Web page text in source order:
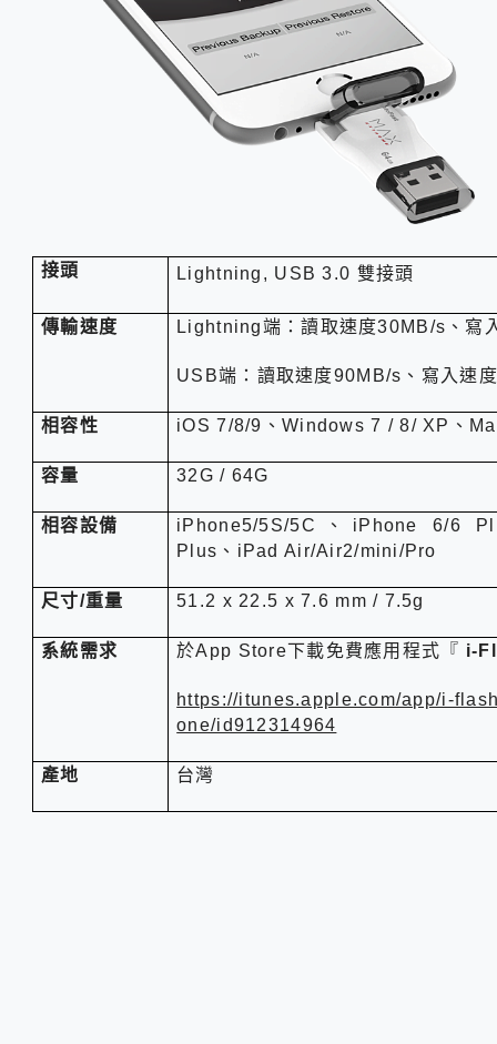
接頭 Lightning, USB 3.0 雙接頭
傳輸速度 Lightning端：讀取速度30MB/s 、寫
USB端：讀取速度90MB/s 、寫入速
相容性 iOS 7/8/9 、 Windows 7 / 8/ XP 、
容量 32G / 64G
相容設備 iPhone5/5S/5C 、 iPhone 6/6
Plus 、 iPad Air/Air2/mini/Pro
尺寸/重量 51.2 x 22.5 x 7.6 mm / 7.5g
系統需求 於App Store下載免費應用程式 『 i-
https://itunes.apple.com/app/i-
one/id912314964
產地 台灣